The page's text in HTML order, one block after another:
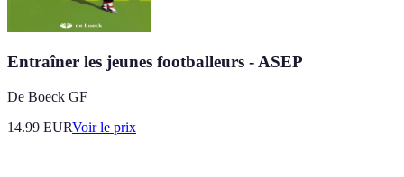
Entraîner les jeunes footballeurs - ASEP
De Boeck GF
14.99 EURVoir le prix